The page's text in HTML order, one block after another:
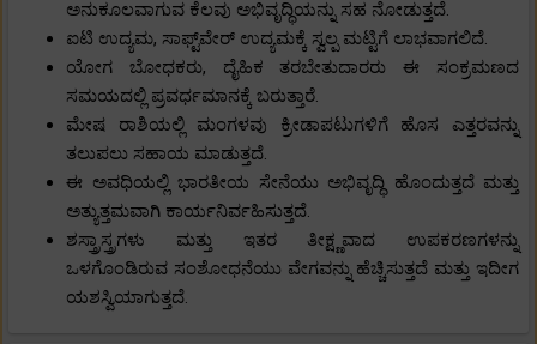
ಅನುಕೂಲವಾಗುವ ಕೆಲವು ಅಭಿವೃದ್ಧಿಯನ್ನು ಸಹ ನೋಡುತ್ತದೆ.
ಐಟಿ ಉದ್ಯಮ, ಸಾಫ್ಟ್‌ವೇರ್ ಉದ್ಯಮಕ್ಕೆ ಸ್ವಲ್ಪ ಮಟ್ಟಿಗೆ ಲಾಭವಾಗಲಿದೆ.
ಯೋಗ ಬೋಧಕರು, ದೈಹಿಕ ತರಬೇತುದಾರರು ಈ ಸಂಕ್ರಮಣದ
ಸಮಯದಲ್ಲಿ ಪ್ರವರ್ಧಮಾನಕ್ಕೆ ಬರುತ್ತಾರೆ.
ಮೇಷ ರಾಶಿಯಲ್ಲಿ ಮಂಗಳವು ಕ್ರೀಡಾಪಟುಗಳಿಗೆ ಹೊಸ ಎತ್ತರವನ್ನು
ತಲುಪಲು ಸಹಾಯ ಮಾಡುತ್ತದೆ.
ಈ ಅವಧಿಯಲ್ಲಿ ಭಾರತೀಯ ಸೇನೆಯು ಅಭಿವೃದ್ಧಿ ಹೊಂದುತ್ತದೆ ಮತ್ತು
ಅತ್ಯುತ್ತಮವಾಗಿ ಕಾರ್ಯನಿರ್ವಹಿಸುತ್ತದೆ.
ಶಸ್ತ್ರಾಸ್ತ್ರಗಳು ಮತ್ತು ಇತರ ತೀಕ್ಷ್ಣವಾದ ಉಪಕರಣಗಳನ್ನು
ಒಳಗೊಂಡಿರುವ ಸಂಶೋಧನೆಯು ವೇಗವನ್ನು ಹೆಚ್ಚಿಸುತ್ತದೆ ಮತ್ತು ಇದೀಗ
ಯಶಸ್ವಿಯಾಗುತ್ತದೆ.